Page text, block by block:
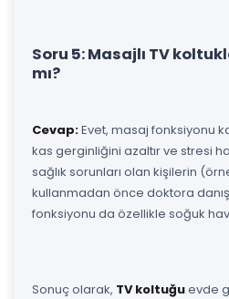
Soru 5: Masajlı TV
mı?
Cevap:Evet, masaj fonksiyonu
kas gerginliğini azaltır ve stresi
sağlık sorunları olan kişilerin
kullanmadan önce doktora
fonksiyonu da özellikle soğuk
Sonuç olarak, TV koltuğuevde